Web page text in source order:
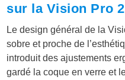
sur la Vision Pro 2
Le design général de la
sobre et proche de
introduit des ajustements
gardé la coque en verre et